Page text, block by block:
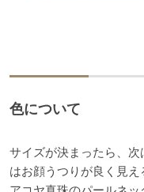
色について
サイズが決まったら、
はお顔うつりが良く見え